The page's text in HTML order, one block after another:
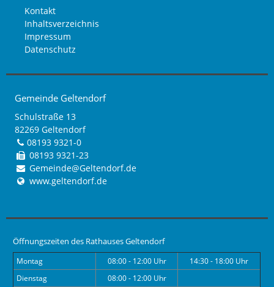
Kontakt
Inhaltsverzeichnis
Impressum
Datenschutz
Gemeinde Geltendorf
Schulstraße 13
82269 Geltendorf
08193 9321-0
08193 9321-23
Gemeinde@Geltendorf.de
www.geltendorf.de
Öffnungszeiten des Rathauses Geltendorf
Montag 08:00 - 12:00 Uhr
14:30 - 18:00 Uhr
Dienstag
08:00 - 12:00 Uhr